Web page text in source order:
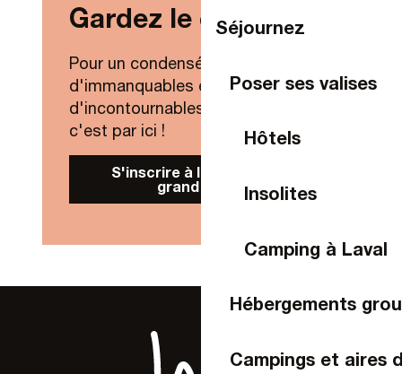
Séjournez
Poser ses valises
Hôtels
Insolites
Camping à Laval
Hébergements
Campings et aires
Gardez le contact !
Pour un condensé de nouveautés,
d'immanquables et
d'incontournables de Laval Agglo,
c'est par ici !
S'inscrire à la Newsletter
grand public